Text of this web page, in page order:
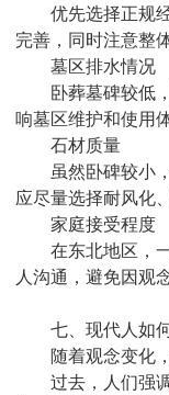
优先选择正规
完善，同时注意整
墓区排水情况
卧葬墓碑较低
响墓区维护和使用体
石材质量
虽然卧碑较小
应尽量选择耐风化
家庭接受程度
在东北地区，
人沟通，避免因观
七、现代人如
随着观念变化
过去，人们强